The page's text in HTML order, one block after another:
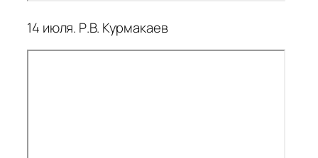
14 июля. Р.В. Курмакаев